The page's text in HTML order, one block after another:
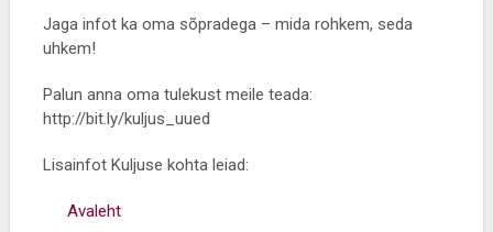
Jaga infot ka oma sõpradega – mida rohkem, seda
uhkem!
Palun anna oma tulekust meile teada:
http://bit.ly/kuljus_uued
Lisainfot Kuljuse kohta leiad:
Avaleht